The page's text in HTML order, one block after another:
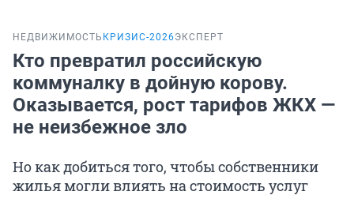
НЕДВИЖИМОСТЬ КРИЗИС-2026ЭКСПЕРТ
Кто превратил российскую
коммуналку в дойную корову.
Оказывается, рост тарифов ЖКХ —
не неизбежное зло
Но как добиться того, чтобы собственники
жилья могли влиять на стоимость услуг